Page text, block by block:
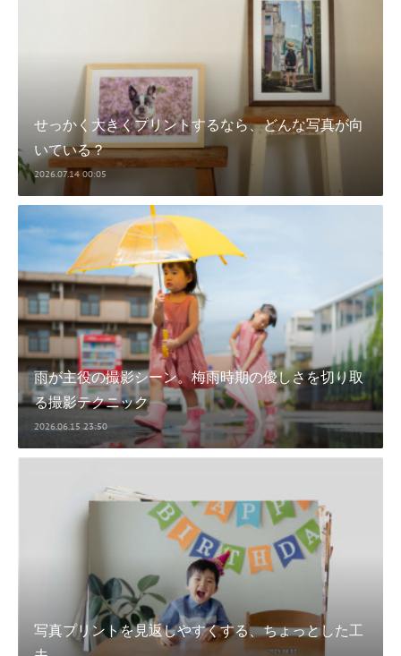
せっかく大きくプリントするなら、どんな写真が向
いている？
2026.07.14 00:05
雨が主役の撮影シーン。梅雨時期の優しさを切り取
る撮影テクニック
2026.06.15 23:50
写真プリントを見返しやすくする、ちょっとした工